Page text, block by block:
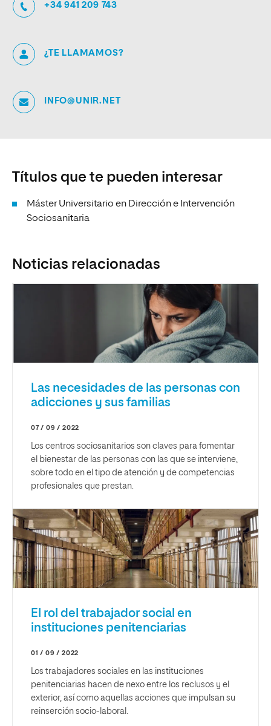
+34 941 209 743
¿TE LLAMAMOS?
INFO@UNIR.NET
Títulos que te pueden interesar
Máster Universitario en Dirección e Intervención
Sociosanitaria
Noticias relacionadas
Las necesidades de las personas con
adicciones y sus familias
07 / 09 / 2022
Los centros sociosanitarios son claves para fomentar
el bienestar de las personas con las que se interviene,
sobre todo en el tipo de atención y de competencias
profesionales que prestan.
El rol del trabajador social en
instituciones penitenciarias
01 / 09 / 2022
Los trabajadores sociales en las instituciones
penitenciarias hacen de nexo entre los reclusos y el
exterior, así como aquellas acciones que impulsan su
reinserción socio-laboral.